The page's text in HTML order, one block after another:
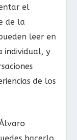
el
de la
leer en
individual, y
de los
hacerlo